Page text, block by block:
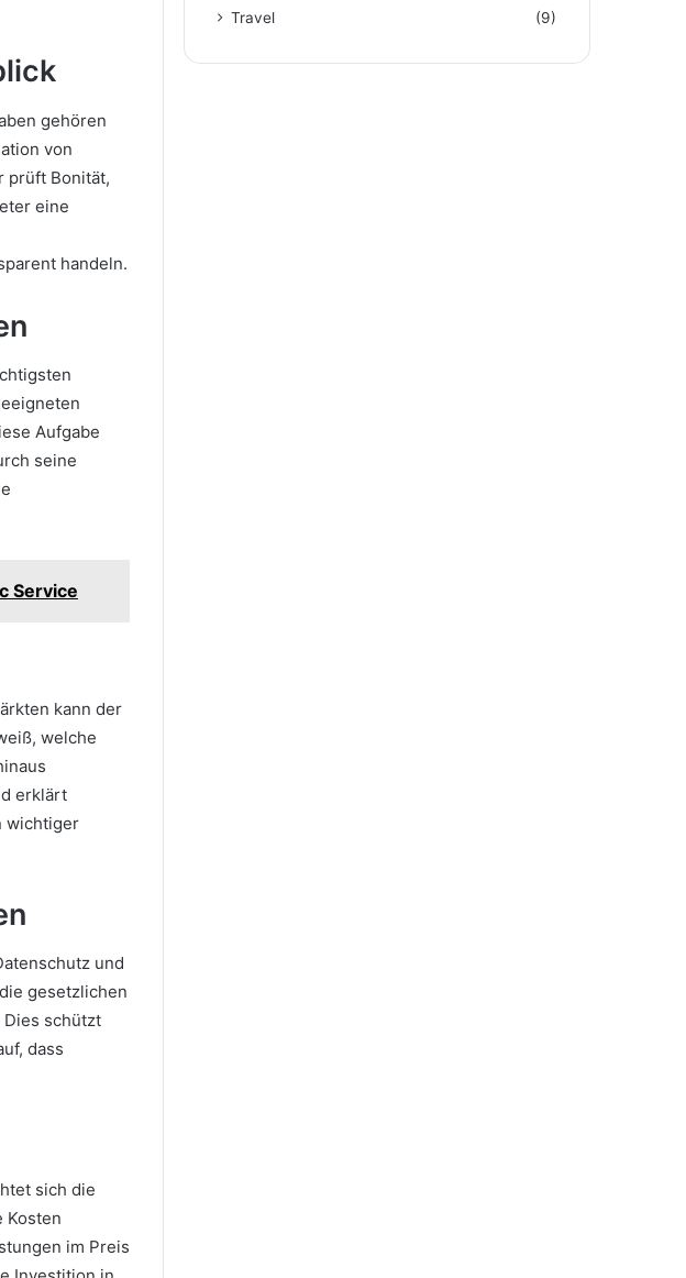
gehören
von
prüft Bonität,
eine
handeln.
Aufgabe
seine
Service
kann der
welche
erklärt
wichtiger
und
gesetzlichen
schützt
dass
sich die
Kosten
im Preis
Travel
(9)